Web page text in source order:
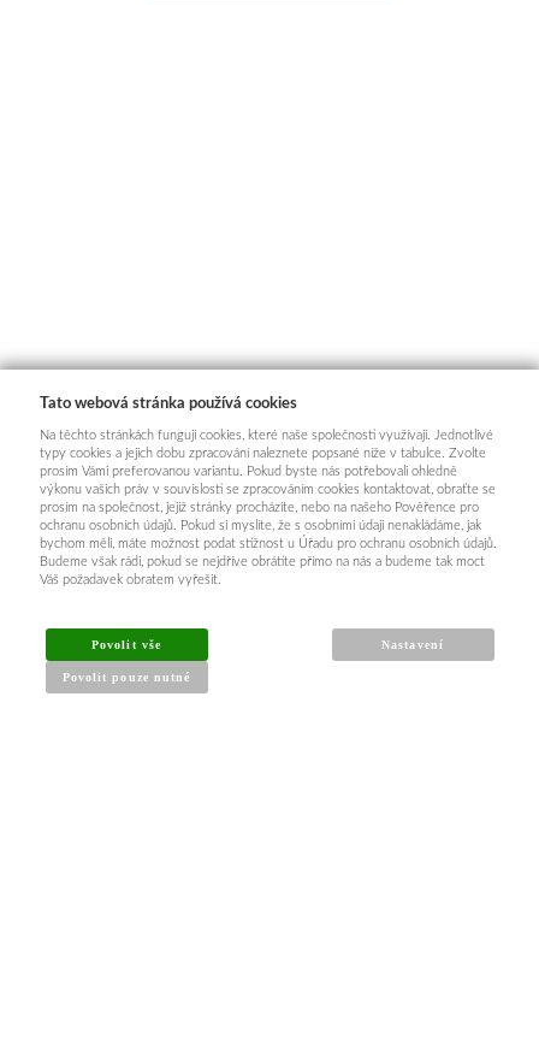
INFORMACE PRO KUPUJÍCÍ
Obchodní podmínky
Tato webová stránka používá cookies
Na těchto stránkách fungují cookies, které naše společnosti využívají. Jednotlivé
typy cookies a jejich dobu zpracování naleznete popsané níže v tabulce. Zvolte
prosím Vámi preferovanou variantu. Pokud byste nás potřebovali ohledně
výkonu vašich práv v souvislosti se zpracováním cookies kontaktovat, obraťte se
prosím na společnost, jejíž stránky procházíte, nebo na našeho Pověřence pro
ochranu osobních údajů. Pokud si myslíte, že s osobními údaji nenakládáme, jak
bychom měli, máte možnost podat stížnost u Úřadu pro ochranu osobních údajů.
Budeme však rádi, pokud se nejdříve obrátíte přímo na nás a budeme tak moct
Váš požadavek obratem vyřešit.
Povolit vše
Povolit pouze nutné
Nastavení